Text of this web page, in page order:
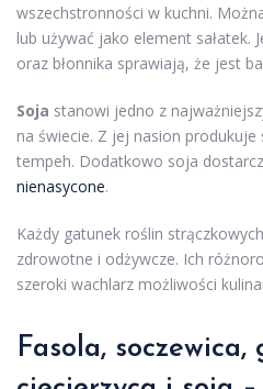
wszechstronności w kuchni.
lub używać jako element sałatek.
oraz błonnika sprawiają, że jest
Soja stanowi jedno z
na świecie. Z jej nasion
tempeh. Dodatkowo soja
nienasycone.
Każdy gatunek roślin
zdrowotne i odżywcze. Ich
szeroki wachlarz możliwości
Fasola, soczewica,